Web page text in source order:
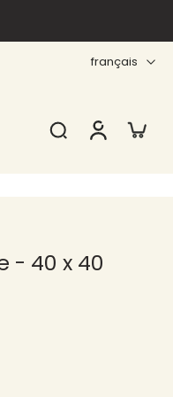
français
- 40 x 40